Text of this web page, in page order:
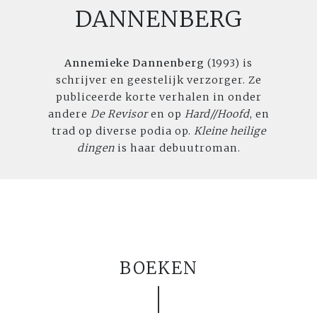
DANNENBERG
Annemieke Dannenberg (1993) is
schrijver en geestelijk verzorger. Ze
publiceerde korte verhalen in onder
andere De Revisoren op Hard//Hoofd, en
trad op diverse podia op. Kleine heilige
dingenis haar debuutroman.
BOEKEN